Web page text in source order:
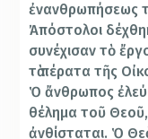
ἐνανθρωπήσεως
Ἀπόστολοι
συνέχισαν τὸ
τὰ πέρατα τῆς
Ὁ ἄνθρωπος
θέλημα τοῦ Θεοῦ,
ἀνθίσταται. Ὁ